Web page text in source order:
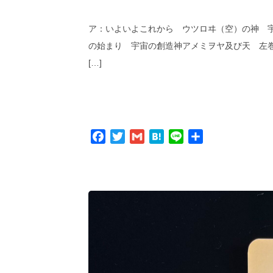
ア：いよいよこれから ウツロヰ（空）の神
の始まり 宇宙の創造神アメミヲヤ及び天 左
[…]
Facebook
TwitterGmail Hatena
Line